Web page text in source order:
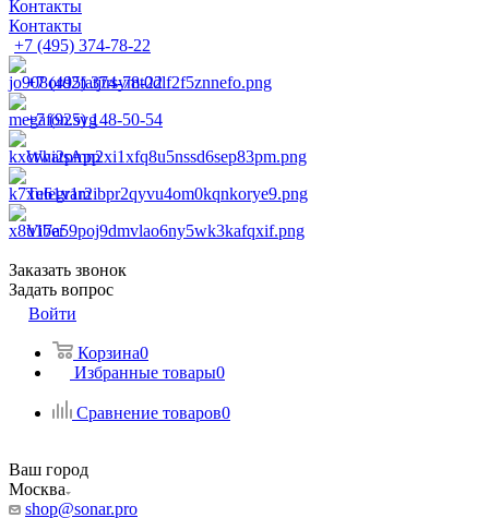
Контакты
Контакты
+7 (495) 374-78-22
+7 (495) 374-78-22
+7 (925) 148-50-54
WhatsApp
Telegram
Viber
Заказать звонок
Задать вопрос
Войти
Корзина0
Избранные товары0
Сравнение товаров0
Ваш город
Москва
shop@sonar.pro